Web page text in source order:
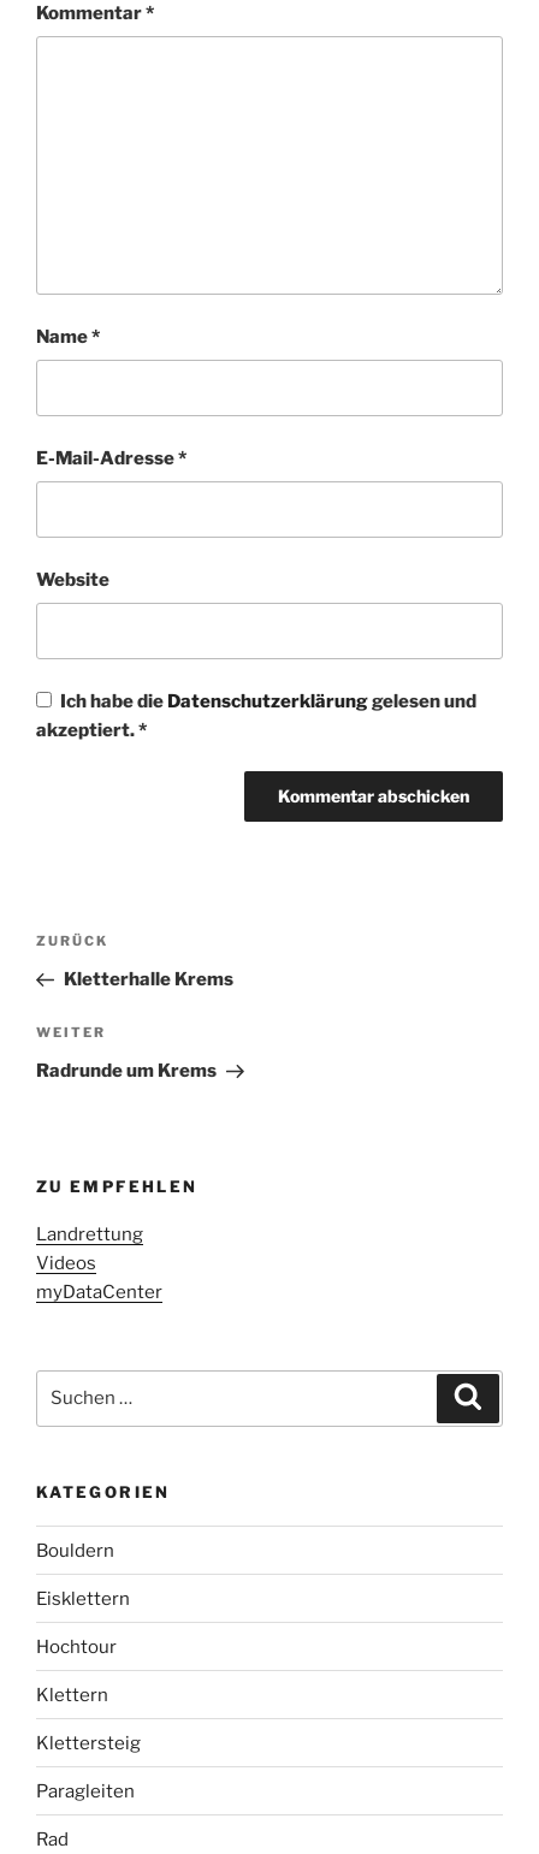
Kommentar*
Name*
E-Mail-Adresse*
Website
Ich habe die Datenschutzerklärunggelesen und
akzeptiert.*
Beitragsnavigation
Vorheriger
Beitrag
ZURÜCK
Kletterhalle Krems
Nächster
Beitrag
WEITER
Radrunde um Krems
ZU EMPFEHLEN
Landrettung
Videos
myDataCenter
nach:
KATEGORIEN
Bouldern
Eisklettern
Hochtour
Klettern
Klettersteig
Paragleiten
Rad